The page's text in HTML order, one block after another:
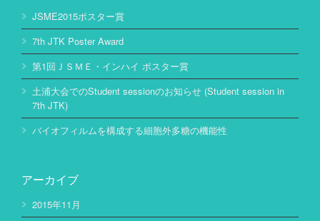
JSME2015ポスター賞
7th JTK Poster Award
第1回ＪＳＭＥ・インハイ ポスター賞
土浦大会でのStudent sessionのお知らせ (Student session in
7th JTK)
バイオフィルムを構成する細胞外多糖の機能性
アーカイブ
2015年11月